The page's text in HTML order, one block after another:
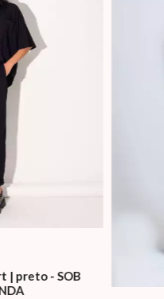
| preto - SOB